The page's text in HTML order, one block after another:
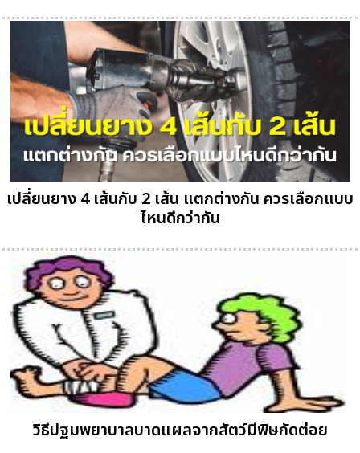
เปลี่ยนยาง 4 เส้นกับ 2 เส้น แตกต่างกัน ควรเลือกแบบ
ไหนดีกว่ากัน
วิธีปฐมพยาบาลบาดแผลจากสัตว์มีพิษกัดต่อย